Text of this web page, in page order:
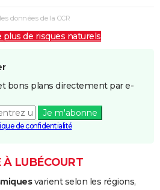
données de la CCR
plus de risques naturels
bons plans directement par e-
Je m'abonne
de confidentialité
À LUBÉCOURT
varient selon les régions,